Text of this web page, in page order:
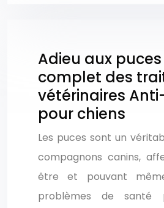
Adieu aux
complet des
vétérinaires
pour chiens
Les puces sont un
compagnons canins,
être et pouvant
problèmes de santé